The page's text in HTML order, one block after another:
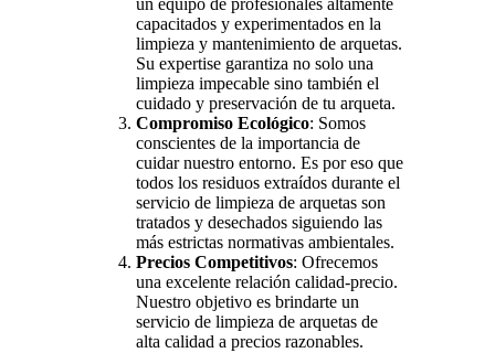
un equipo de profesionales altamente
capacitados y experimentados en la
limpieza y mantenimiento de arquetas.
Su expertise garantiza no solo una
limpieza impecable sino también el
cuidado y preservación de tu arqueta.
Compromiso Ecológico: Somos
conscientes de la importancia de
cuidar nuestro entorno. Es por eso que
todos los residuos extraídos durante el
servicio de limpieza de arquetas son
tratados y desechados siguiendo las
más estrictas normativas ambientales.
Precios Competitivos: Ofrecemos
una excelente relación calidad-precio.
Nuestro objetivo es brindarte un
servicio de limpieza de arquetas de
alta calidad a precios razonables.